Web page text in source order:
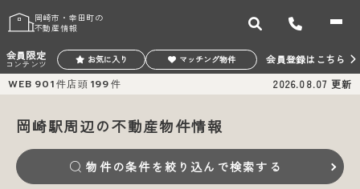
岡崎市・幸田町の
不動産情報
会員限定
コンテンツ お気に入り マッチング物件 会員登録はこちら
WEB 901件店頭 199件 2026.08.07 更新
岡崎駅周辺の不動産物件情報
物件の条件を絞り込んで検索する